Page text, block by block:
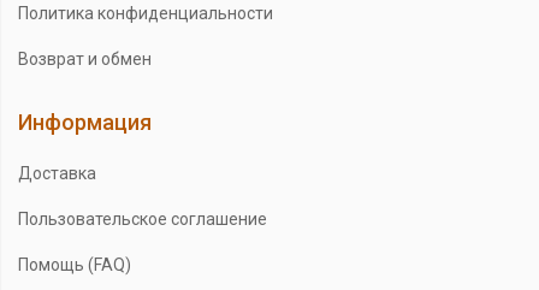
Политика конфиденциальности
Возврат и обмен
Информация
Доставка
Пользовательское соглашение
Помощь (FAQ)